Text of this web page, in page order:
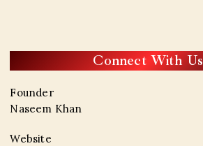
Connect With Us
Founder
Naseem Khan
Website